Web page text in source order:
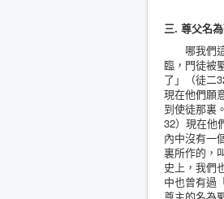
三. 尊父名
哪我們這
臨，門徒被
了」（徒二
現在他們願
到使徒那裏
32）現在他
內中沒有一
裏所作的，
史上，我們
中也曾有過